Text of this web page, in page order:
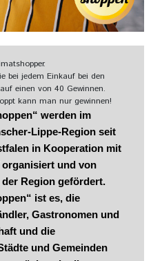
bei jedem Einkauf bei den
einen von 40 Gewinnen.
kann man nur gewinnen!
werden im
Lippe-Region seit
in Kooperation mit
organisiert und von
Region gefördert.
ist es, die
Gastronomen und
und die
und Gemeinden